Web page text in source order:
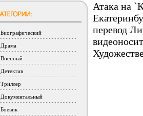
Биографический
Драма
Военный
Детектив
Триллер
Документальный
Боевик
Атака на
перевод